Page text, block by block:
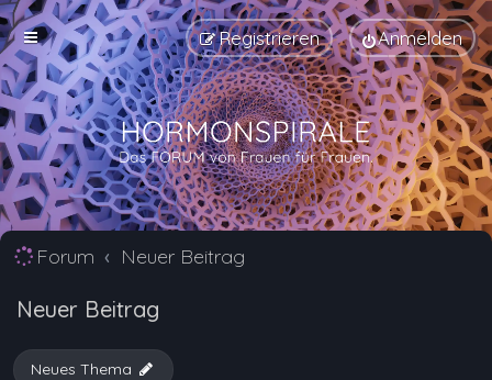
Anmelden
Registrieren
Forum Neuer Beitrag
Neuer Beitrag
Neues Thema